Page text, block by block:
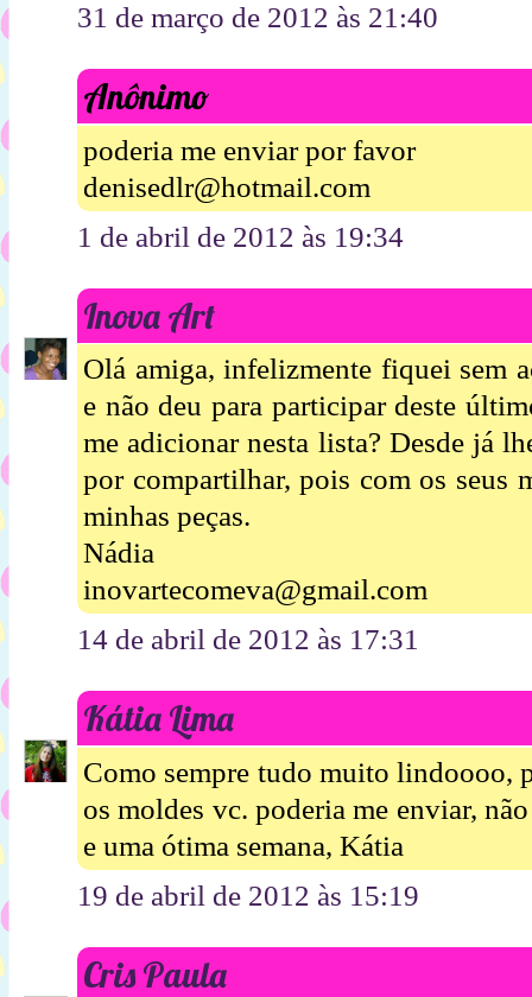
31 de março de 2012 às 21:40
Anônimo
poderia me enviar por favor
denisedlr@hotmail.com
1 de abril de 2012 às 19:34
Inova Art
Olá amiga, infelizmente fiquei sem
e não deu para participar deste
me adicionar nesta lista? Desde já
por compartilhar, pois com os seus
minhas peças.
Nádia
inovartecomeva@gmail.com
14 de abril de 2012 às 17:31
Kátia Lima
Como sempre tudo muito lindoooo,
os moldes vc. poderia me enviar,
e uma ótima semana, Kátia
19 de abril de 2012 às 15:19
Cris Paula